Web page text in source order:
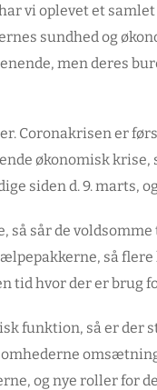
vi oplevet et
sundhed og
men deres
Coronakrisen er
økonomisk
siden d. 9. marts,
så sår de
så flere
tid hvor der er brug
funktion, så er der
og nye roller for